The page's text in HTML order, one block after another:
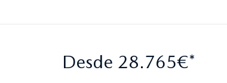
Desde 28.765€*